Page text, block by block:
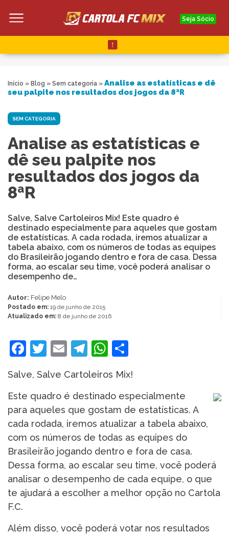
Seja Sócio
Início » Blog » Sem categoria » Analise as estatísticas e dê
seu palpite nos resultados dos jogos da 8ªR
SEM CATEGORIA
Analise as estatísticas e
dê seu palpite nos
resultados dos jogos da
8ªR
Salve, Salve Cartoleiros Mix! Este quadro é
destinado especialmente para aqueles que gostam
de estatísticas. A cada rodada, iremos atualizar a
tabela abaixo, com os números de todas as equipes
do Brasileirão jogando dentro e fora de casa. Dessa
forma, ao escalar seu time, você poderá analisar o
desempenho de…
Autor: Felipe Melo
Postado em: 19 de junho de 2015
Atualizado em: 8 de junho de 2016
Facebook
Twitter
EmailTelegram
WhatsApp
Salve, Salve Cartoleiros Mix!
Este quadro é destinado especialmente
para aqueles que gostam de estatísticas. A
cada rodada, iremos atualizar a tabela abaixo,
com os números de todas as equipes do
Brasileirão jogando dentro e fora de casa.
Dessa forma, ao escalar seu time, você poderá
analisar o desempenho de cada equipe, o que
te ajudará a escolher a melhor opção no Cartola
F.C.
Além disso, você poderá votar nos resultados